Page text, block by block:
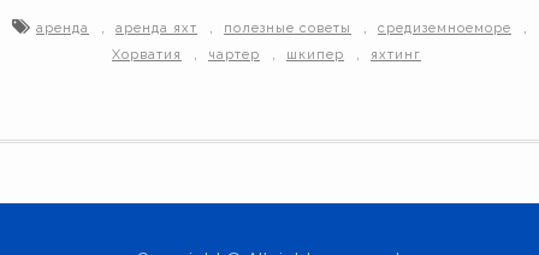
аренда , аренда яхт , полезные советы , средиземноеморе ,
Хорватия , чартер , шкипер , яхтинг